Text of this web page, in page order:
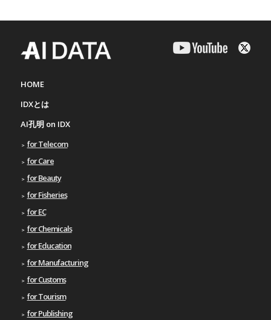
HOME
IDXとは
AI孔明 on IDX
for Telecom
for Care
for Beauty
for Fisheries
for EC
for Chemicals
for Education
for Manufacturing
for Customs
for Tourism
for Publishing